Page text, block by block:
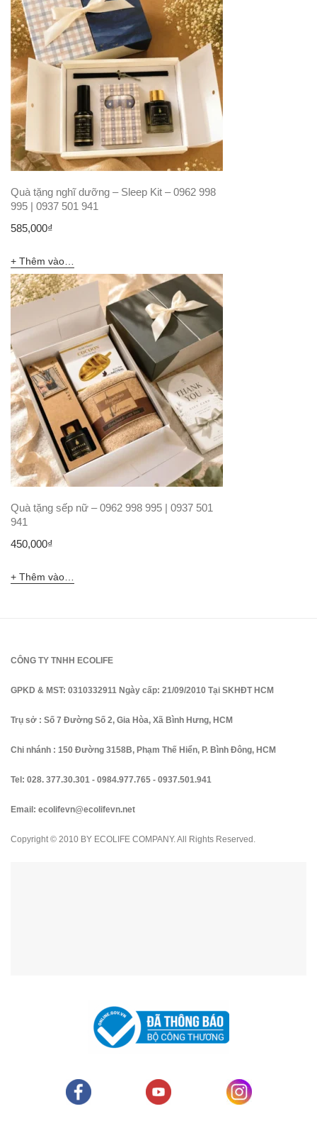
Quà tặng nghĩ dưỡng – Sleep Kit – 0962 998
995 | 0937 501 941
585,000₫
Thêm vào giỏ hàng
Quà tặng sếp nữ – 0962 998 995 | 0937 501
941
450,000₫
Thêm vào giỏ hàng
CÔNG TY TNHH ECOLIFE
GPKD & MST: 0310332911 Ngày cấp: 21/09/2010 Tại SKHĐT HCM
Trụ sở : Số 7 Đường Số 2, Gia Hòa, Xã Bình Hưng, HCM
Chi nhánh : 150 Đường 3158B, Phạm Thế Hiển, P. Bình Đông, HCM
Tel: 028. 377.30.301 - 0984.977.765 - 0937.501.941
Email: ecolifevn@ecolifevn.net
Copyright © 2010 BY ECOLIFE COMPANY. All Rights Reserved.